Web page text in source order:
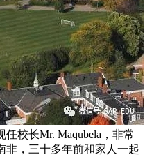
校长Mr. Maqubela，非常
非，三十多年前和家人一起